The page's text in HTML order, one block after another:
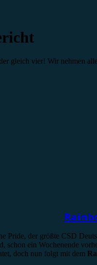
gleich vier! Wir nehmen
Pride, der größte CSD
schon ein Wochenende
doch nun folgt mit dem